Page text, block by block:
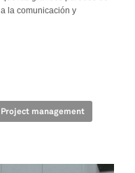
la comunicación y
Project management